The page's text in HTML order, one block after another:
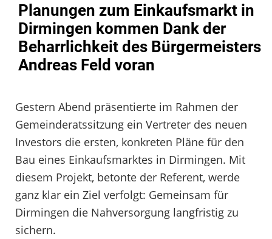
Planungen zum Einkaufsmarkt in
Dirmingen kommen Dank der
Beharrlichkeit des Bürgermeisters
Andreas Feld voran
Gestern Abend präsentierte im Rahmen der
Gemeinderatssitzung ein Vertreter des neuen
Investors die ersten, konkreten Pläne für den
Bau eines Einkaufsmarktes in Dirmingen. Mit
diesem Projekt, betonte der Referent, werde
ganz klar ein Ziel verfolgt: Gemeinsam für
Dirmingen die Nahversorgung langfristig zu
sichern.